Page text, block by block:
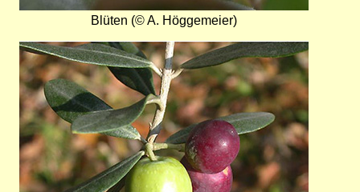
Blüten (© A. Höggemeier)
Bild